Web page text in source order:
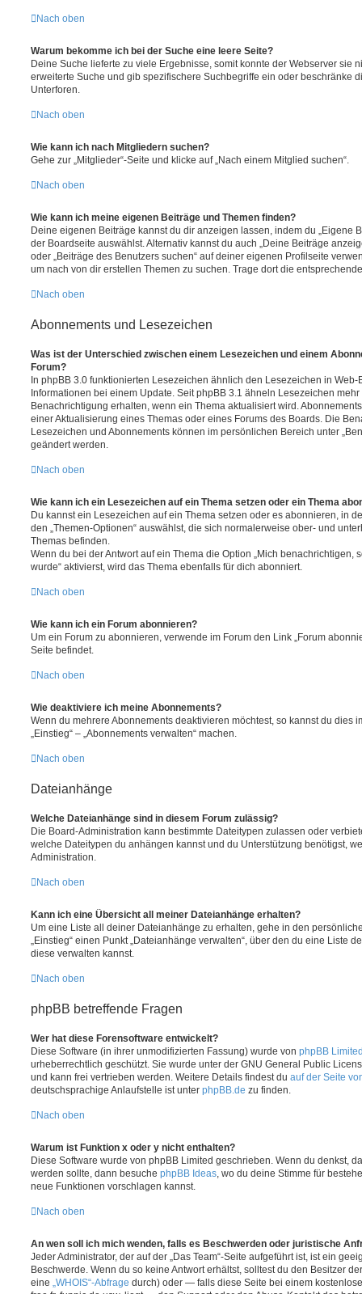
Nach oben
Warum bekomme ich bei der Suche eine leere Seite?
Deine Suche lieferte zu viele Ergebnisse, somit konnte der Webserver sie
erweiterte Suche und gib spezifischere Suchbegriffe ein oder beschränke
Unterforen.
Nach oben
Wie kann ich nach Mitgliedern suchen?
Gehe zur „Mitglieder“-Seite und klicke auf „Nach einem Mitglied suchen“.
Nach oben
Wie kann ich meine eigenen Beiträge und Themen finden?
Deine eigenen Beiträge kannst du dir anzeigen lassen, indem du „Eigene
der Boardseite auswählst. Alternativ kannst du auch „Deine Beiträge
oder „Beiträge des Benutzers suchen“ auf deiner eigenen Profilseite
um nach von dir erstellen Themen zu suchen. Trage dort die
Nach oben
Abonnements und Lesezeichen
Was ist der Unterschied zwischen einem Lesezeichen und einem
Forum?
In phpBB 3.0 funktionierten Lesezeichen ähnlich den Lesezeichen in
Informationen bei einem Update. Seit phpBB 3.1 ähneln Lesezeichen
Benachrichtigung erhalten, wenn ein Thema aktualisiert wird.
einer Aktualisierung eines Themas oder eines Forums des Boards. Die
Lesezeichen und Abonnements können im persönlichen Bereich unter
geändert werden.
Nach oben
Wie kann ich ein Lesezeichen auf ein Thema setzen oder ein Thema
Du kannst ein Lesezeichen auf ein Thema setzen oder es abonnieren, in
den „Themen-Optionen“ auswählst, die sich normalerweise ober- und
Themas befinden.
Wenn du bei der Antwort auf ein Thema die Option „Mich benachrichtigen,
wurde“ aktivierst, wird das Thema ebenfalls für dich abonniert.
Nach oben
Wie kann ich ein Forum abonnieren?
Um ein Forum zu abonnieren, verwende im Forum den Link „Forum
Seite befindet.
Nach oben
Wie deaktiviere ich meine Abonnements?
Wenn du mehrere Abonnements deaktivieren möchtest, so kannst du dies
„Einstieg“ – „Abonnements verwalten“ machen.
Nach oben
Dateianhänge
Welche Dateianhänge sind in diesem Forum zulässig?
Die Board-Administration kann bestimmte Dateitypen zulassen oder
welche Dateitypen du anhängen kannst und du Unterstützung benötigst,
Administration.
Nach oben
Kann ich eine Übersicht all meiner Dateianhänge erhalten?
Um eine Liste all deiner Dateianhänge zu erhalten, gehe in den
„Einstieg“ einen Punkt „Dateianhänge verwalten“, über den du eine Liste
diese verwalten kannst.
Nach oben
phpBB betreffende Fragen
Wer hat diese Forensoftware entwickelt?
Diese Software (in ihrer unmodifizierten Fassung) wurde von phpBB
urheberrechtlich geschützt. Sie wurde unter der GNU General Public
und kann frei vertrieben werden. Weitere Details findest du auf der Seite
deutschsprachige Anlaufstelle ist unter phpBB.de zu finden.
Nach oben
Warum ist Funktion x oder y nicht enthalten?
Diese Software wurde von phpBB Limited geschrieben. Wenn du denkst,
werden sollte, dann besuche phpBB Ideas , wo du deine Stimme für
neue Funktionen vorschlagen kannst.
Nach oben
An wen soll ich mich wenden, falls es Beschwerden oder juristische
Jeder Administrator, der auf der „Das Team“-Seite aufgeführt ist, ist ein
Beschwerde. Wenn du so keine Antwort erhältst, solltest du den Besitzer
eine „WHOIS“-Abfrage durch) oder — falls diese Seite bei einem